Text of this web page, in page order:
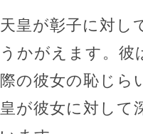
天皇が彰子に対し
うかがえます。
際の彼女の恥じら
皇が彼女に対して